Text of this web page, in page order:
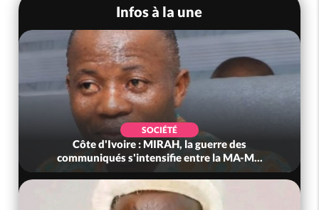
Infos à la une
SOCIÉTÉ
Côte d'Ivoire : MIRAH, la guerre des
communiqués s'intensifie entre la MA-M...